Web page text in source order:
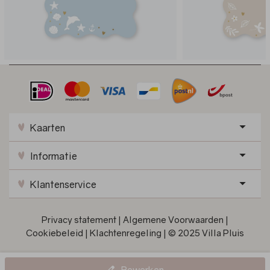
Kaarten
Informatie
Klantenservice
Privacy statement | Algemene Voorwaarden |
Cookiebeleid | Klachtenregeling | © 2025 Villa Pluis